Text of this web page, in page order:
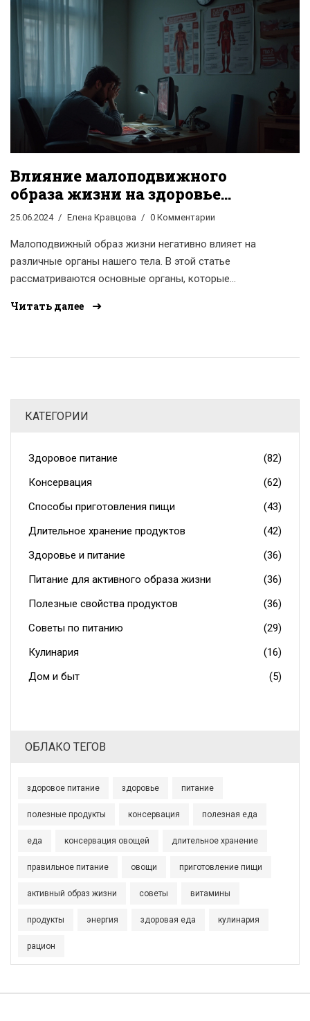
Влияние малоподвижного
образа жизни на здоровье
органов
25.06.2024 Елена Кравцова 0 Комментарии
Малоподвижный образ жизни негативно влияет на
различные органы нашего тела. В этой статье
рассматриваются основные органы, которые
предоставляются советы по улучшению их состояния.
Читать далее
КАТЕГОРИИ
Здоровое питание
(82)
Консервация
(62)
Способы приготовления пищи
(43)
Длительное хранение продуктов
(42)
Здоровье и питание
(36)
Питание для активного образа жизни
(36)
Полезные свойства продуктов
(36)
Советы по питанию
(29)
Кулинария
(16)
Дом и быт
(5)
ОБЛАКО ТЕГОВ
здоровое питание здоровье питание
полезные продукты консервация полезная еда
еда консервация овощей длительное хранение
правильное питание овощи приготовление пищи
активный образ жизни советы витамины
продукты энергия здоровая еда кулинария
рацион